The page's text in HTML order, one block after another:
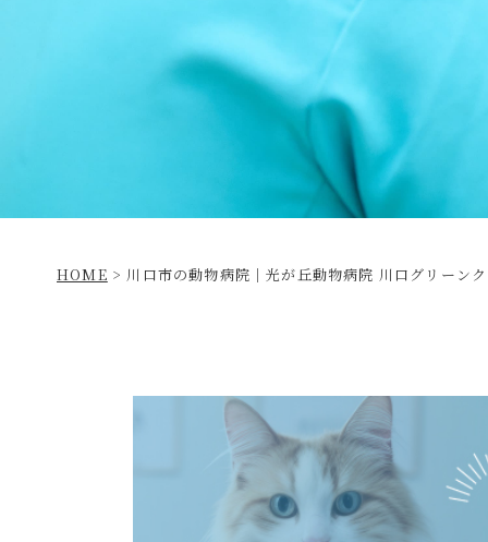
HOME > 川口市の動物病院｜光が丘動物病院 川口グリーン